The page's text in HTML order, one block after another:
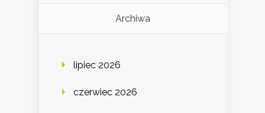
Archiwa
lipiec 2026
czerwiec 2026